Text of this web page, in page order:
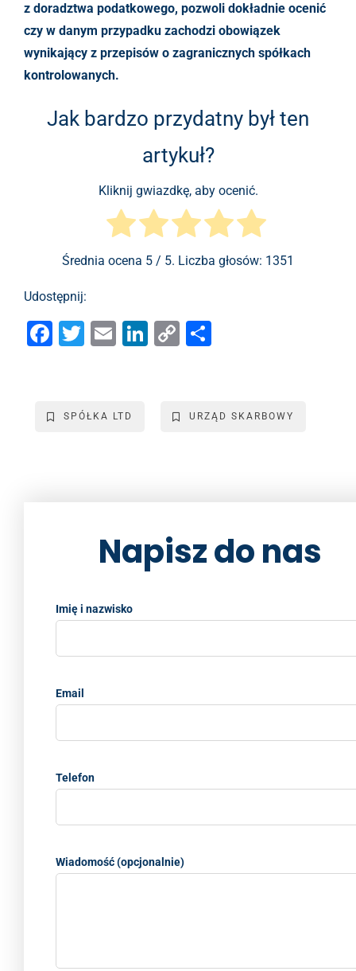
z doradztwa podatkowego, pozwoli dokładnie ocenić
czy w danym przypadku zachodzi obowiązek
wynikający z przepisów o zagranicznych spółkach
kontrolowanych.
Jak bardzo przydatny był ten
artykuł?
Kliknij gwiazdkę, aby ocenić.
Średnia ocena 5 / 5. Liczba głosów: 1351
Udostępnij:
F
e
T
er
E
l
Li
C
y
e
SPÓŁKA LTD URZĄD SKARBOWY
Napisz do nas
Imię i nazwisko
Email
Telefon
Wiadomość (opcjonalnie)